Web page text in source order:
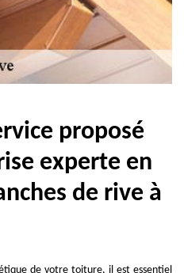
proposé
experte en
de rive à
de votre toiture, il est essentiel